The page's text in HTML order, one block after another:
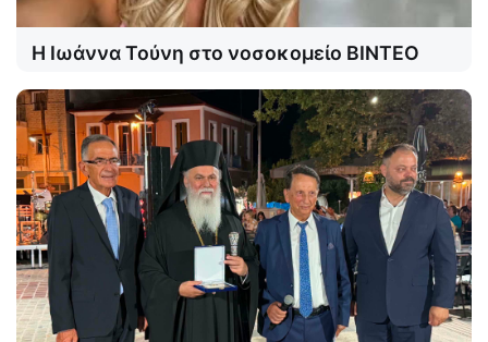
Η Ιωάννα Τούνη στο νοσοκομείο ΒΙΝΤΕΟ